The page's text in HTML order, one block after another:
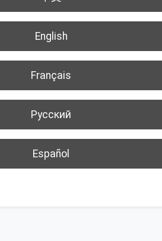
English
Français
Русский
Español